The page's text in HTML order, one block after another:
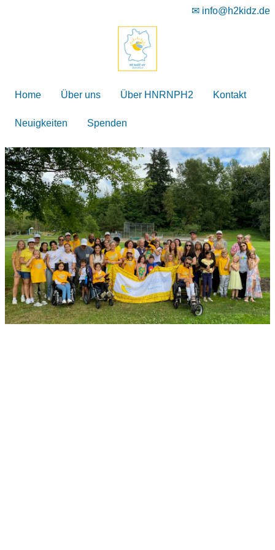
✉ info@h2kidz.de
Home Über uns Über HNRNPH2 Kontakt
Neuigkeiten Spenden